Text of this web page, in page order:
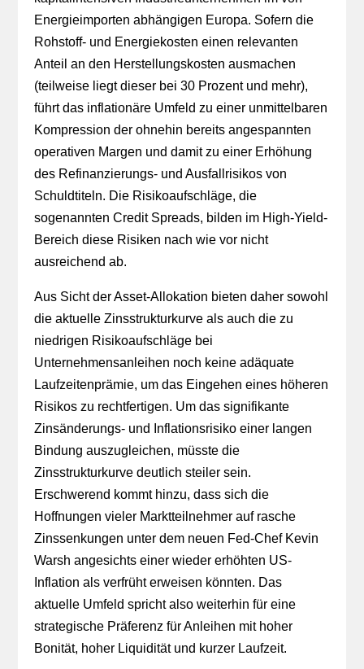
Energieimporten abhängigen Europa. Sofern die
Rohstoff- und Energiekosten einen relevanten
Anteil an den Herstellungskosten ausmachen
(teilweise liegt dieser bei 30 Prozent und mehr),
führt das inflationäre Umfeld zu einer unmittelbaren
Kompression der ohnehin bereits angespannten
operativen Margen und damit zu einer Erhöhung
des Refinanzierungs- und Ausfallrisikos von
Schuldtiteln. Die Risikoaufschläge, die
sogenannten Credit Spreads, bilden im High-Yield-
Bereich diese Risiken nach wie vor nicht
ausreichend ab.
Aus Sicht der Asset-Allokation bieten daher sowohl
die aktuelle Zinsstrukturkurve als auch die zu
niedrigen Risikoaufschläge bei
Unternehmensanleihen noch keine adäquate
Laufzeitenprämie, um das Eingehen eines höheren
Risikos zu rechtfertigen. Um das signifikante
Zinsänderungs- und Inflationsrisiko einer langen
Bindung auszugleichen, müsste die
Zinsstrukturkurve deutlich steiler sein.
Erschwerend kommt hinzu, dass sich die
Hoffnungen vieler Marktteilnehmer auf rasche
Zinssenkungen unter dem neuen Fed-Chef Kevin
Warsh angesichts einer wieder erhöhten US-
Inflation als verfrüht erweisen könnten. Das
aktuelle Umfeld spricht also weiterhin für eine
strategische Präferenz für Anleihen mit hoher
Bonität, hoher Liquidität und kurzer Laufzeit.